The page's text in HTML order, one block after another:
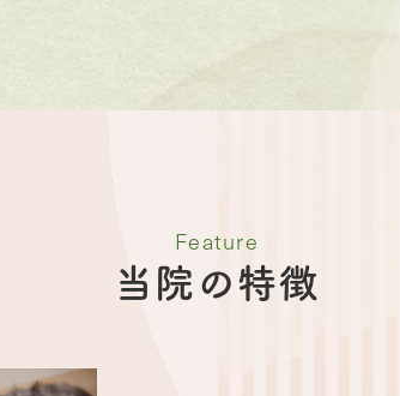
Feature
当院の特徴